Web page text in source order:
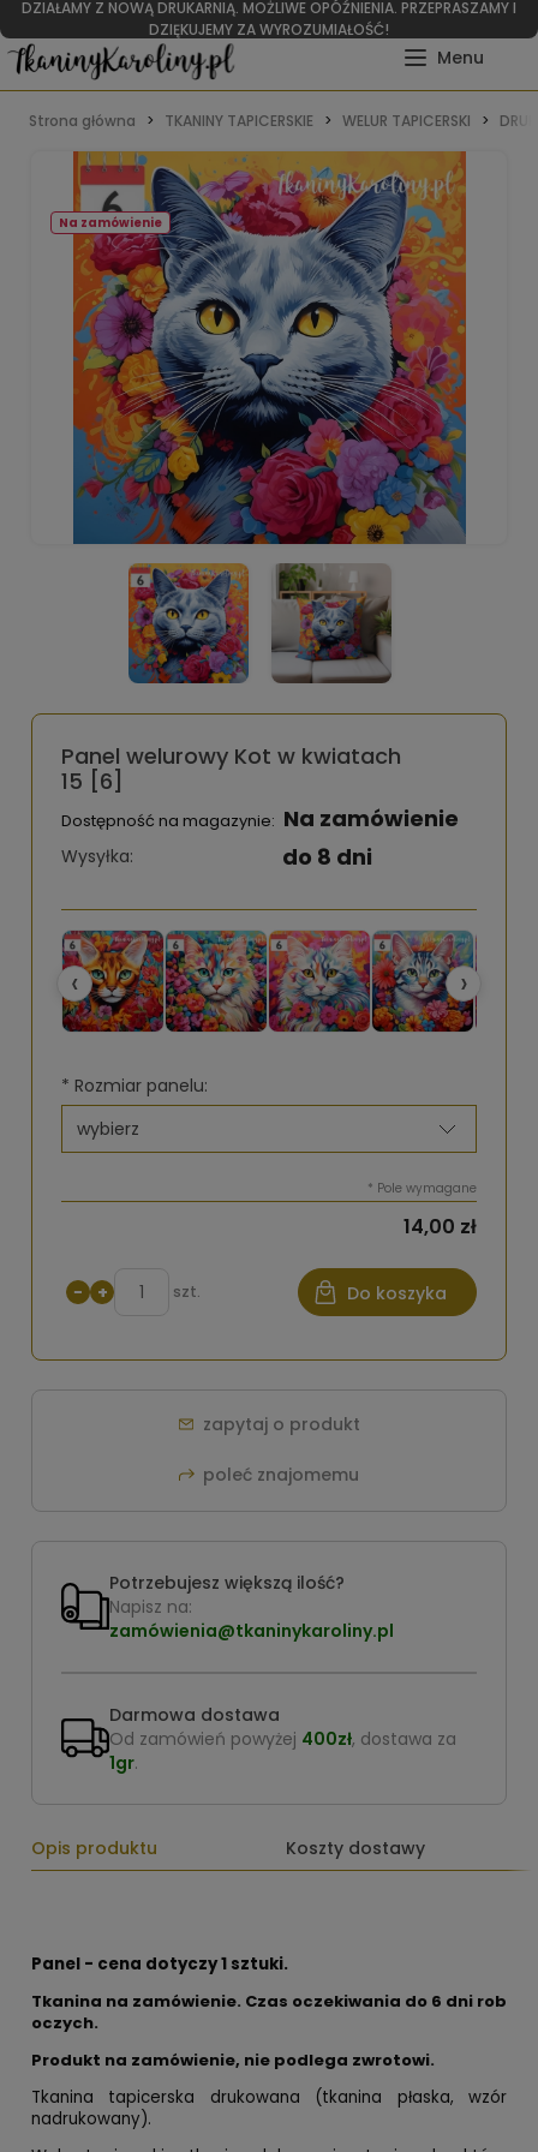
DZIAŁAMY Z NOWĄ DRUKARNIĄ. MOŻLIWE OPÓŹNIENIA. PRZEPRASZAMY I
DZIĘKUJEMY ZA WYROZUMIAŁOŚĆ!
Strona główna TKANINY TAPICERSKIE WELUR TAPICERSKI
Na zamówienie
Panel welurowy Kot w kwiatach
15 [6]
Dostępność na magazynie: Na zamówienie
Wysyłka: do 8 dni
‹ ›
* Rozmiar panelu:
* Pole wymagane
14,00 zł
− + szt. Do koszyka
zapytaj o produkt
poleć znajomemu
Potrzebujesz większą ilość?
Napisz na:
zamówienia@tkaninykaroliny.pl
Darmowa dostawa
Od zamówień powyżej 400zł, dostawa za
1gr.
Opis produktu Koszty dostawy
Panel - cena dotyczy 1 sztuki.
Tkanina na zamówienie. Czas oczekiwania do 6 dni rob
oczych.
Produkt na zamówienie, nie podlega zwrotowi.
Tkanina tapicerska drukowana (tkanina płaska, wzór
nadrukowany).